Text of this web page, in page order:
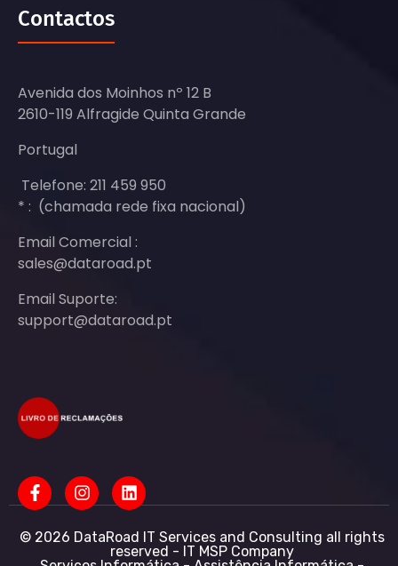
Contactos
Avenida dos Moinhos nº 12 B
2610-119 Alfragide Quinta Grande
Portugal
Telefone: 211 459 950
* : (chamada rede fixa nacional)
Email Comercial :
sales@dataroad.pt
Email Suporte:
support@dataroad.pt
© 2026 DataRoad IT Services and Consulting all rights
reserved - IT MSP Company